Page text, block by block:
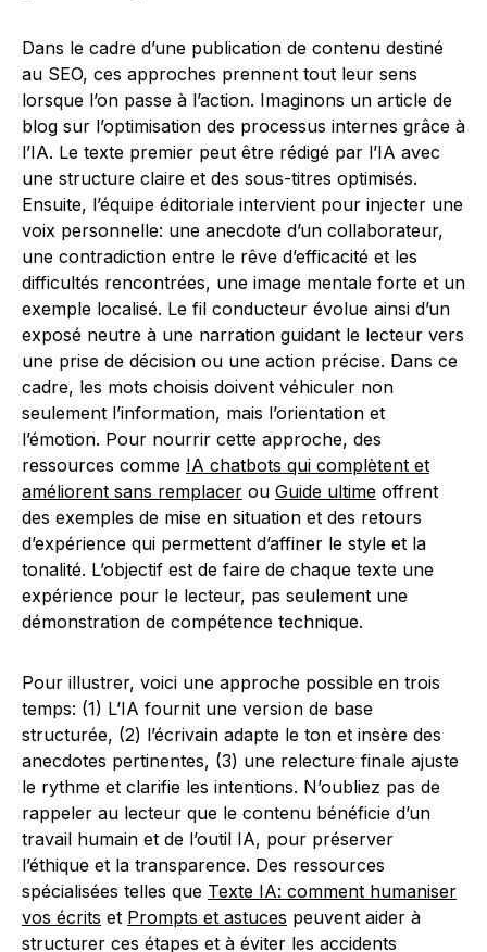
Dans le cadre d’une publication de contenu destiné
au SEO, ces approches prennent tout leur sens
lorsque l’on passe à l’action. Imaginons un article de
blog sur l’optimisation des processus internes grâce à
l’IA. Le texte premier peut être rédigé par l’IA avec
une structure claire et des sous-titres optimisés.
Ensuite, l’équipe éditoriale intervient pour injecter une
voix personnelle: une anecdote d’un collaborateur,
une contradiction entre le rêve d’efficacité et les
difficultés rencontrées, une image mentale forte et un
exemple localisé. Le fil conducteur évolue ainsi d’un
exposé neutre à une narration guidant le lecteur vers
une prise de décision ou une action précise. Dans ce
cadre, les mots choisis doivent véhiculer non
seulement l’information, mais l’orientation et
l’émotion. Pour nourrir cette approche, des
ressources comme IA chatbots qui complètent et
améliorent sans remplacer ou Guide ultime offrent
des exemples de mise en situation et des retours
d’expérience qui permettent d’affiner le style et la
tonalité. L’objectif est de faire de chaque texte une
expérience pour le lecteur, pas seulement une
démonstration de compétence technique.
Pour illustrer, voici une approche possible en trois
temps: (1) L’IA fournit une version de base
structurée, (2) l’écrivain adapte le ton et insère des
anecdotes pertinentes, (3) une relecture finale ajuste
le rythme et clarifie les intentions. N’oubliez pas de
rappeler au lecteur que le contenu bénéficie d’un
travail humain et de l’outil IA, pour préserver
l’éthique et la transparence. Des ressources
spécialisées telles que Texte IA: comment humaniser
vos écrits et Prompts et astuces peuvent aider à
structurer ces étapes et à éviter les accidents